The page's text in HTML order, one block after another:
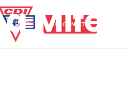
CDI CONECTA
Mifel